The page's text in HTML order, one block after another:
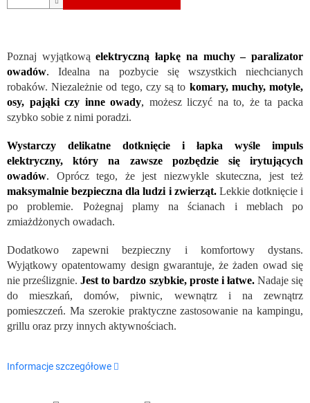
Poznaj wyjątkowąelektryczną łapkę na muchy – paralizator
owadów. Idealna na pozbycie się wszystkich niechcianych
robaków. Niezależnie od tego, czy są to komary, muchy, motyle,
osy, pająki czy inne owady, możesz liczyć na to, że ta packa
szybko sobie z nimi poradzi.
Wystarczy delikatne dotknięcie i łapka wyśle impuls
elektryczny, który na zawsze pozbędzie się irytujących
owadów. Oprócz tego, że jest niezwykle skuteczna, jest też
maksymalnie bezpieczna dla ludzi i zwierząt. Lekkie dotknięcie i
po problemie. Pożegnaj plamy na ścianach i meblach po
zmiażdżonych owadach.
Dodatkowo zapewni bezpieczny i komfortowy dystans.
Wyjątkowy opatentowamy design gwarantuje, że żaden owad się
nie prześlizgnie.Jest to bardzo szybkie, proste i łatwe.Nadaje się
do mieszkań, domów, piwnic, wewnątrz i na zewnątrz
pomieszczeń. Ma szerokie praktyczne zastosowanie na kampingu,
grillu oraz przy innych aktywnościach.
Informacje szczegółowe